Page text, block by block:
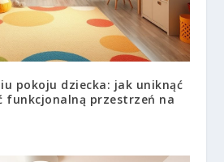
pokoju dziecka: jak uniknąć
funkcjonalną przestrzeń na